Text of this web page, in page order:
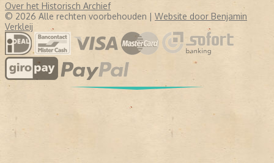
Over het Historisch Archief
© 2026 Alle rechten voorbehouden | Website door Benjamin
Verkleij